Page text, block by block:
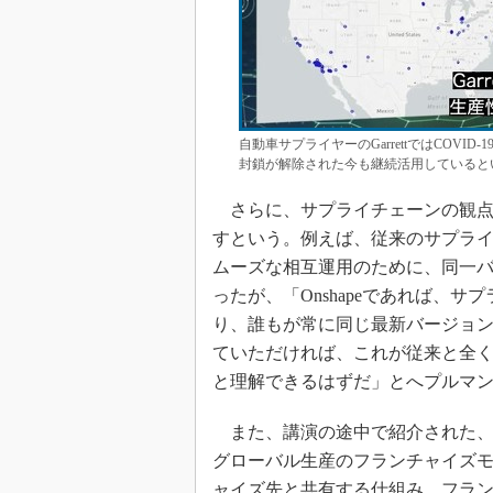
自動車サプライヤーのGarrettではCOVID-
封鎖が解除された今も継続活用している
さらに、サプライチェーンの観点
すという。例えば、従来のサプラ
ムーズな相互運用のために、同一
ったが、「Onshapeであれば、サ
り、誰もが常に同じ最新バージョ
ていただければ、これが従来と全
と理解できるはずだ」とへプルマ
また、講演の途中で紹介された
グローバル生産のフランチャイズ
ャイズ先と共有する仕組み、フラ